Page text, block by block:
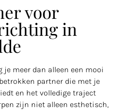
voor
in
meer dan alleen een mooi
partner die met je
en het volledige traject
zijn niet alleen esthetisch,